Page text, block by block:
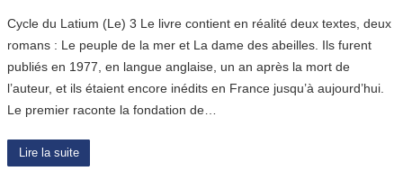
Cycle du Latium (Le) 3 Le livre contient en réalité deux textes, deux
romans : Le peuple de la mer et La dame des abeilles. Ils furent
publiés en 1977, en langue anglaise, un an après la mort de
l’auteur, et ils étaient encore inédits en France jusqu’à aujourd’hui.
Le premier raconte la fondation de…
Lire la suite